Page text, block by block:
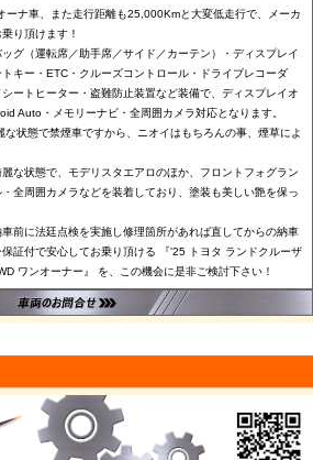
ーナ車、また走行距離も25,000Kmと大変低走行で、メーカ
り頂けます！
グ（運転席／助手席／サイド／カーテン）・ディスプレイ
キー・ETC・クルーズコントロール・ドライブレコーダ
ートヒーター・盗難防止装置など装備で、ディスプレイオ
Auto・メモリーナビ・全周囲カメラ対応となります。
な状態で禁煙車ですから、ニオイはもちろんの事、煙草によ
な状態で、モデリスタエアロのほか、フロントフォグラン
全周囲カメラなどを装着しており、塗装も美しい艶を保っ
前に法廷点検を実施し修理箇所があれば直してからの納車
証付で安心してお乗り頂ける 『'25 トヨタ ランドクルーザ
ワンオーナー』 を、この機会に是非ご検討下さい！